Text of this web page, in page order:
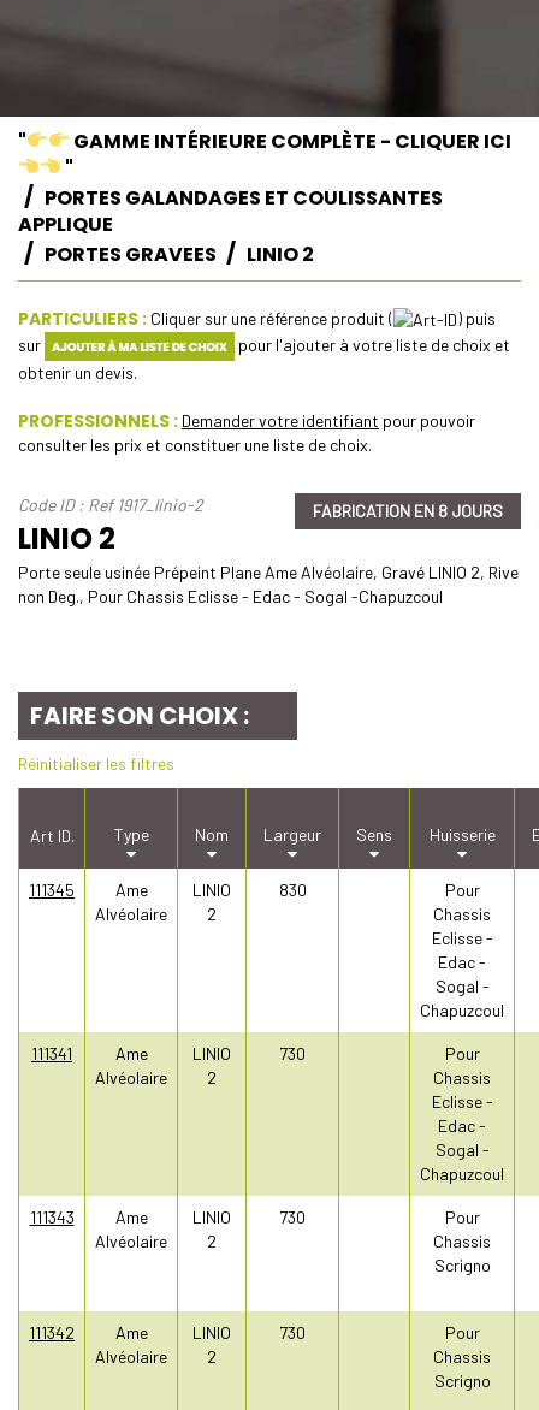
"
GAMME INTÉRIEURE COMPLÈTE - CLIQUER ICI
"
PORTES GALANDAGES ET COULISSANTES
APPLIQUE
PORTES GRAVEES
LINIO 2
PARTICULIERS : Cliquer sur une référence produit (
) puis
sur
pour l'ajouter à votre liste de choix et
obtenir un devis.
PROFESSIONNELS : Demander votre identifiant pour pouvoir
consulter les prix et constituer une liste de choix.
Code ID : Ref 1917_linio-2
LINIO 2
FABRICATION EN 8 JOURS
Porte seule usinée Prépeint Plane Ame Alvéolaire, Gravé LINIO 2, Rive
non Deg., Pour Chassis Eclisse - Edac - Sogal -Chapuzcoul
FAIRE SON CHOIX :
Réinitialiser les filtres
Art ID. Type Nom Largeur Sens Huisserie
111345
Ame
Alvéolaire
LINIO
2
830
Pour
Chassis
Eclisse -
Edac -
Sogal -
Chapuzcoul
111341
Ame
Alvéolaire
LINIO
2
730
Pour
Chassis
Eclisse -
Edac -
Sogal -
Chapuzcoul
111343
Ame
Alvéolaire
LINIO
2
730
Pour
Chassis
Scrigno
111342
Ame
Alvéolaire
LINIO
2
730
Pour
Chassis
Scrigno